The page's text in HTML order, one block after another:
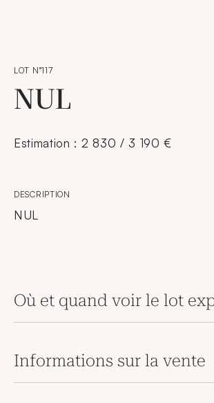
LOT N°117
NUL
Estimation : 2 830 / 3 190 €
DESCRIPTION
NUL
Où et quand voir le lot
Informations sur la vente